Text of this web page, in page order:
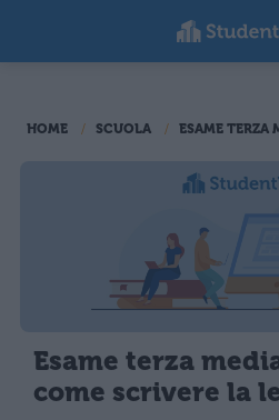
HOME SCUOLA ESAME TERZA
Esame terza
come scrivere la